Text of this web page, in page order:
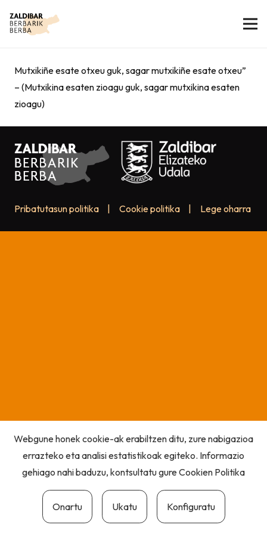
Mutxikiñe esate otxeu guk, sagar mutxikiñe esate otxeu”
– (Mutxikina esaten zioagu guk, sagar mutxikina esaten
zioagu)
Pribatutasun politika Cookie politika Lege oharra
Webgune honek cookie-ak erabiltzen ditu, zure nabigazioa
errazteko eta analisi estatistikoak egiteko. Informazio
gehiago nahi baduzu, kontsultatu gureCookien Politika
Onartu Ukatu Konfiguratu